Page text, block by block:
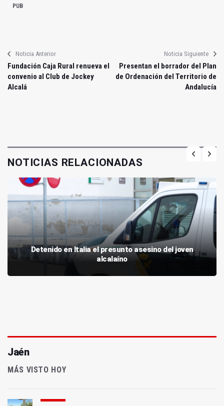
PUB
Noticia Anterior
Fundación Caja Rural renueva el
convenio al Club de Jockey
Alcalá
Noticia Siguiente
Presentan el borrador del Plan
de Ordenación del Territorio de
Andalucía
NOTICIAS RELACIONADAS
Detenido en Italia el presunto asesino del joven
alcalaíno
Jaén
MÁS VISTO HOY